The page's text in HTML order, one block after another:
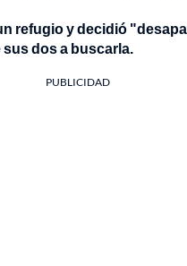
refugio y decidió
dos a buscarla.
PUBLICIDAD